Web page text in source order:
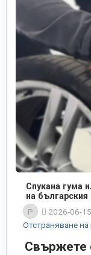
Спукана гума
на
P
2026-06-
Отстраняване
Свържете